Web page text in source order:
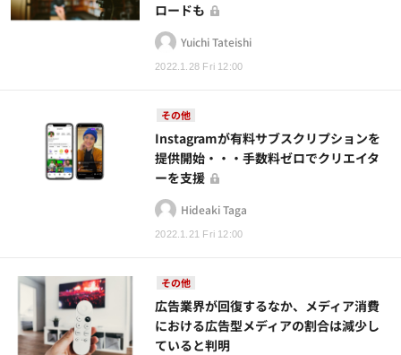
2022.1.28 Fri 12:00
ロードも
Yuichi Tateishi
その他
2022.1.21 Fri 12:00
Instagramが有料サブスクリプションを
提供開始・・・手数料ゼロでクリエイタ
ーを支援
Hideaki Taga
その他
広告業界が回復するなか、メディア消費
における広告型メディアの割合は減少し
ていると判明